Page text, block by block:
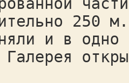
250 м.
и в одно